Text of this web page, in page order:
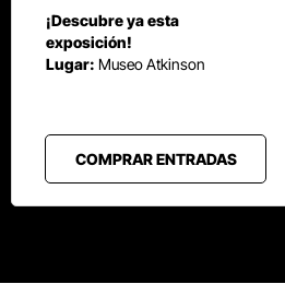
¡Descubre ya esta
exposición!
Lugar: Museo Atkinson
COMPRAR ENTRADAS